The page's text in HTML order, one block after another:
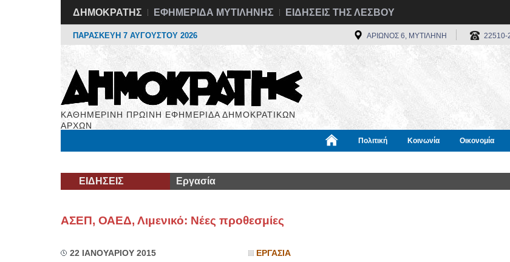
ΔΗΜΟΚΡΑΤΗΣ ΕΦΗΜΕΡΙΔΑ ΜΥΤΙΛΗΝΗΣ ΕΙΔΗΣΕΙΣ ΤΗΣ ΛΕΣΒΟΥ
ΠΑΡΑΣΚΕΥΗ 7 ΑΥΓΟΥΣΤΟΥ 2026 ΑΡΙΩΝΟΣ 6, ΜΥΤΙΛΗΝΗ 22510-
ΚΑΘΗΜΕΡΙΝΗ ΠΡΩΙΝΗ ΕΦΗΜΕΡΙΔΑ ΔΗΜΟΚΡΑΤΙΚΩΝ
ΑΡΧΩΝ
Πολιτική Κοινωνία Οικονομία
ΕΙΔΗΣΕΙΣ Εργασία
ΑΣΕΠ, ΟΑΕΔ, Λιμενικό: Νέες προθεσμίες
22 ΙΑΝΟΥΑΡΙΟΥ 2015 ΕΡΓΑΣΙΑ